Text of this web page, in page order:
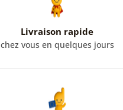
Livraison rapide
chez vous en quelques jours